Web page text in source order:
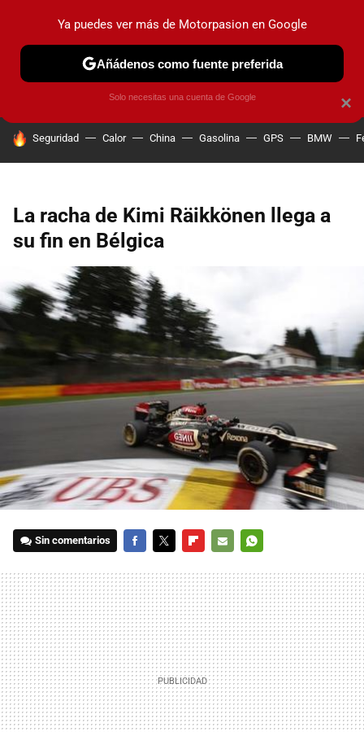
PRUEBAS COCHES ELÉCTRICOS OBSERVATORIO
HOY SE HABLA DE
Seguridad Calor China Gasolina GPS BMW
La racha de Kimi Räikkönen llega a
su fin en Bélgica
Sin comentarios
MAIL
×
Ya puedes ver más de Motorpasion en Google
Añádenos como fuente preferida
Solo necesitas una cuenta de Google